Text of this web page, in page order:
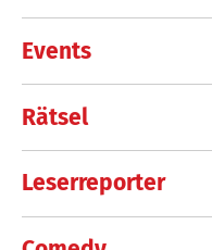
Events
Rätsel
Leserreporter